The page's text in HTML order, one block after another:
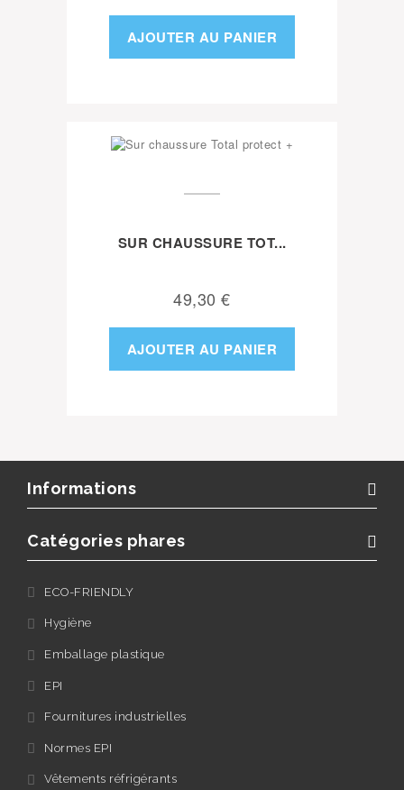
AJOUTER AU PANIER
SUR CHAUSSURE TOT...
49,30 €
AJOUTER AU PANIER
Informations
Catégories phares
ECO-FRIENDLY
Hygiène
Emballage plastique
EPI
Fournitures industrielles
Normes EPI
Vêtements réfrigérants